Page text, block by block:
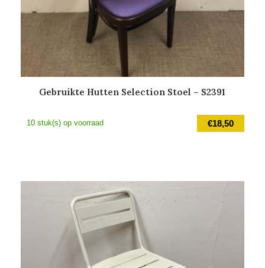
Gebruikte Hutten Selection Stoel – S2391
€18,50
10 stuk(s) op voorraad